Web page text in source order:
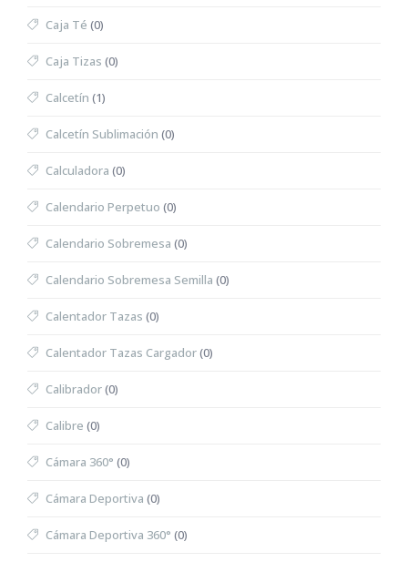
Caja Té (0)
Caja Tizas (0)
Calcetín (1)
Calcetín Sublimación (0)
Calculadora (0)
Calendario Perpetuo (0)
Calendario Sobremesa (0)
Calendario Sobremesa Semilla (0)
Calentador Tazas (0)
Calentador Tazas Cargador(0)
Calibrador(0)
Calibre (0)
Cámara 360° (0)
Cámara Deportiva (0)
Cámara Deportiva 360° (0)